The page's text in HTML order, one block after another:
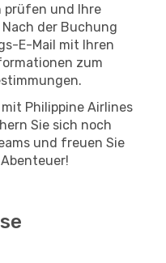
prüfen und Ihre
der Buchung
E-Mail mit Ihren
zum
Philippine Airlines
Sie sich noch
und freuen Sie